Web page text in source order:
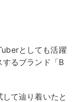
としても活躍
するブランド「B
て辿り着いたと